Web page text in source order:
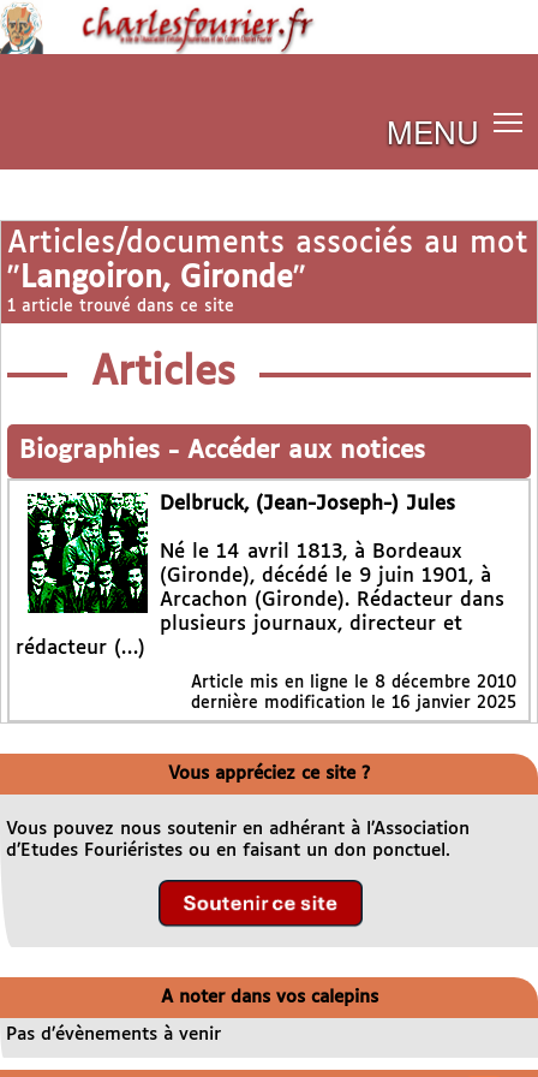
MENU
Articles/documents associés au mot
" Langoiron, Gironde"
1 article trouvé dans ce site
Articles
Biographies - Accéder aux notices
Delbruck, (Jean-Joseph-) Jules
Né le 14 avril 1813, à Bordeaux
(Gironde), décédé le 9 juin 1901, à
Arcachon (Gironde). Rédacteur dans
plusieurs journaux, directeur et
rédacteur (…)
Article mis en ligne le 8 décembre 2010
dernière modification le 16 janvier 2025
Vous appréciez ce site ?
Vous pouvez nous soutenir en adhérant à l’Association
d’Etudes Fouriéristes ou en faisant un don ponctuel.
A noter dans vos calepins
Pas d’évènements à venir